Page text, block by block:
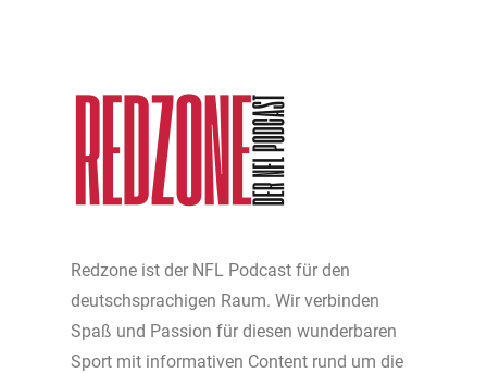
Redzone ist der NFL Podcast für den
deutschsprachigen Raum. Wir verbinden
Spaß und Passion für diesen wunderbaren
Sport mit informativen Content rund um die